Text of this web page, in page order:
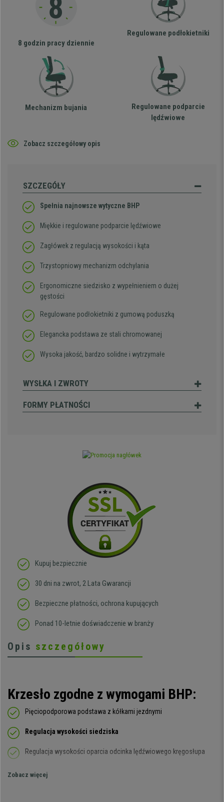
8 godzin pracy dziennie
Regulowane podłokietniki
Mechanizm bujania
Regulowane podparcie
lędźwiowe
Zobacz szczegółowy opis
SZCZEGÓŁY
Spełnia najnowsze wytyczne BHP
Miękkie i regulowane podparcie lędźwiowe
Zagłówek z regulacją wysokości i kąta
Trzystopniowy mechanizm odchylania
Ergonomiczne siedzisko z wypełnieniem o dużej
gęstości
Regulowane podłokietniki z gumową poduszką
Elegancka podstawa ze stali chromowanej
Wysoka jakość, bardzo solidne i wytrzymałe
WYSŁKA I ZWROTY
FORMY PŁATNOŚCI
Kupuj bezpiecznie
30 dni na zwrot, 2 Lata Gwarancji
Bezpieczne płatności, ochrona kupujących
Ponad 10-letnie doświadczenie w branży
Opis szczegółowy
Krzesło zgodne z wymogami BHP:
Pięciopodporowa podstawa z kółkami jezdnymi
Regulacja wysokości siedziska
Regulacja wysokości oparcia odcinka lędźwiowego kręgosłupa
Regulację kąta pochylenia oparcia
Zobacz więcej